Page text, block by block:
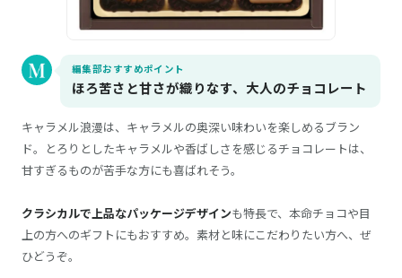
編集部おすすめポイント
ほろ苦さと甘さが織りなす、大人のチョコレート
キャラメル浪漫は、キャラメルの奥深い味わいを楽しめるブラン
ド。とろりとしたキャラメルや香ばしさを感じるチョコレートは、
甘すぎるものが苦手な方にも喜ばれそう。
クラシカルで上品なパッケージデザインも特長で、本命チョコや目
上の方へのギフトにもおすすめ。素材と味にこだわりたい方へ、ぜ
ひどうぞ。